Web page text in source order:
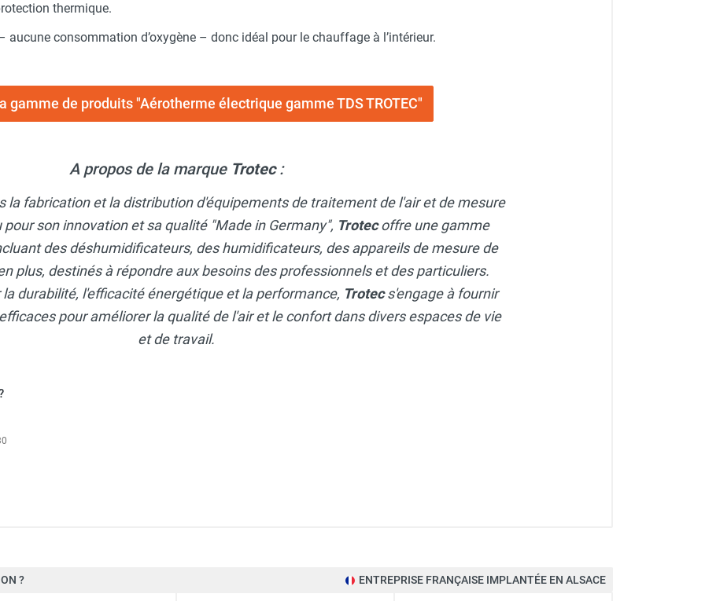
thermique.
aucune consommation d’oxygène – donc idéal pour le chauffage à l’intérieur.
gamme de produits "Aérotherme électrique gamme TDS TROTEC"
A propos de la marque Trotec:
la fabrication et la distribution d'équipements de traitement de l'air et de mesure
pour son innovation et sa qualité "Made in Germany", Trotecoffre une gamme
des déshumidificateurs, des humidificateurs, des appareils de mesure de
plus, destinés à répondre aux besoins des professionnels et des particuliers.
durabilité, l'efficacité énergétique et la performance, Trotecs'engage à fournir
pour améliorer la qualité de l'air et le confort dans divers espaces de vie
et de travail.
? ENTREPRISE FRANÇAISE IMPLANTÉE EN ALSACE